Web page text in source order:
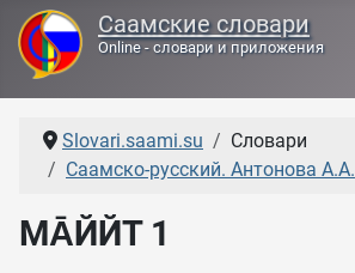
Саамские словари
Online - словари и приложения
Slovari.saami.su
Словари
Саамско-русский. Антонова А.А.
МА̄ЙЙТ 1